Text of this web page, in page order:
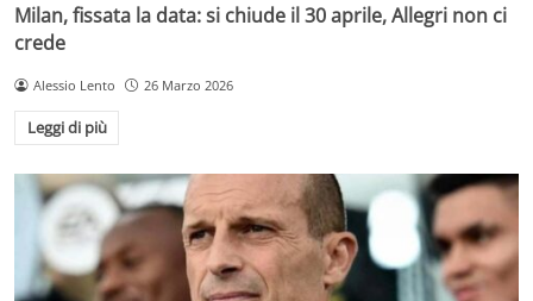
Milan, fissata la data: si chiude il 30 aprile, Allegri non ci
crede
Alessio Lento 26 Marzo 2026
Leggi di più